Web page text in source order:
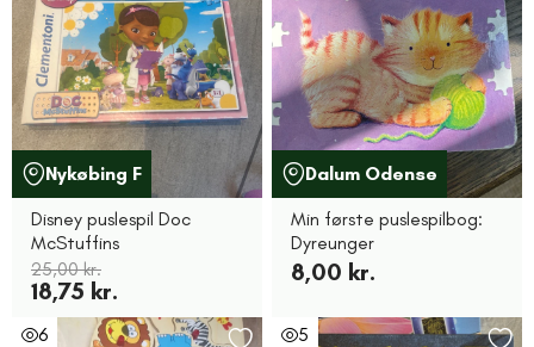
Nykøbing F
Disney puslespil Doc
McStuffins
25,00 kr.
18,75 kr.
Dalum Odense
Min første puslespilbog:
Dyreunger
8,00 kr.
6 5